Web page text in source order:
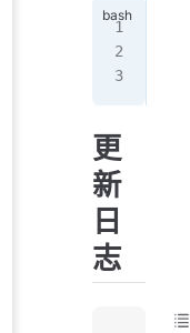
更
新
日
志